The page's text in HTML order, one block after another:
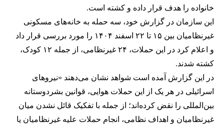
خانواده را هدف قرار داده و کشته است.
این سازمان در گزارش خود، سه حمله به خانه‌های مسکونی
غیرنظامیان بین ۱۵ تا ۲۲ اسفند ۱۴۰۴ را مورد بررسی قرار داد
و اعلام کرد در این حملات، ۲۴ غیرنظامی، از جمله ۱۲ کودک،
کشته شدند.
در این گزارش آمده است شواهد نشان می‌دهند «نیروهای
اسرائیلی در هر یک از این حملات هوایی، قوانین بشردوستانه
بین‌المللی را نقض کرده‌اند؛ از جمله با تفکیک قائل نشدن میان
غیرنظامیان و اهداف نظامی، انجام حملات علیه غیرنظامیان یا